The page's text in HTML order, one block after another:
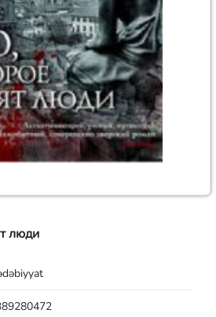
люди